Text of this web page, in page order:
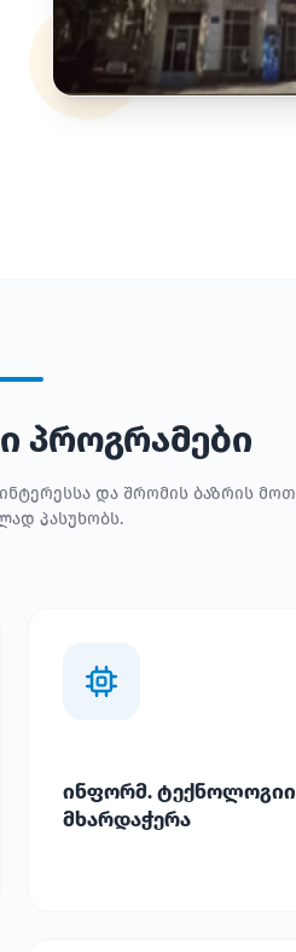
პროგრამები
და შრომის ბაზრის
პასუხობს.
ინფორმ.
მხარდაჭერა